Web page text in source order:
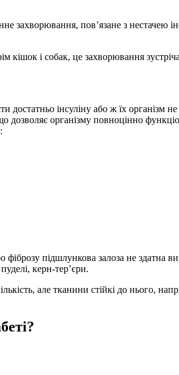
захворювання, пов’язане з нестачею
і собак, це захворювання
інсуліну або ж їх організм
дозволяє організму повноцінно
підшлункова залоза не здатна
керн-тер’єри.
але тканини стійкі до нього,